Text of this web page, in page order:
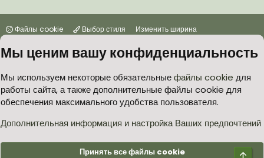
Файлы cookie Выбор стиля Изменить ширина
Условия и правила
Политика в отношении обработки персональных данных
Согласие на обработку персональных данных
Помощь Главная
R
Community platform by XenForo ® © 2010-2026 XenForo Ltd.
Мы ценим вашу конфиденциальность
Мы используем некоторые обязательныефайлы cookie для
работы сайта, а также дополнительные файлы cookie для
обеспечения максимального удобства пользователя.
Дополнительная информация и настройка Ваших предпочтений
Принять все файлы cookie